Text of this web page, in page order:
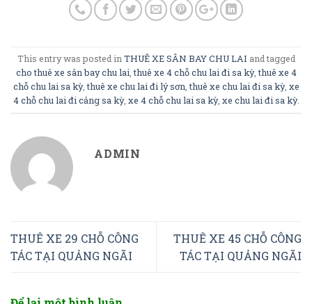
This entry was posted inTHUÊ XE SÂN BAY CHU LAI and tagged
cho thuê xe sân bay chu lai,thuê xe 4 chỗ chu lai đi sa kỳ,thuê xe 4
chỗ chu lai sa kỳ,thuê xe chu lai đi lý sơn,thuê xe chu lai đi sa kỳ, xe
4 chỗ chu lai đi cảng sa kỳ, xe 4 chỗ chu lai sa kỳ, xe chu lai đi sa kỳ.
ADMIN
THUÊ XE 29 CHỖ CÔNG
TÁC TẠI QUẢNG NGÃI
THUÊ XE 45 CHỖ CÔNG
TÁC TẠI QUẢNG NGÃI